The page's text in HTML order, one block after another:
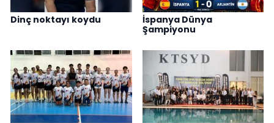
Dinç noktayı koydu
İspanya Dünya
Şampiyonu